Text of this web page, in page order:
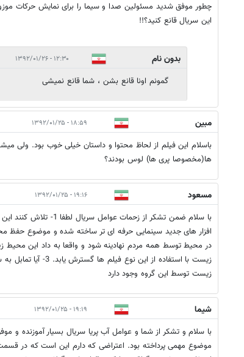
چطور موفق شدید مسئولین صدا و سیما را برای نمایش حرکات
این سریال قانع کنید؟!!
بدون نام ۱۲:۳۰ - ۱۳۹۲/۰۱/۲۶
گمونم اونا قانع بشن ، شما قانع نمیشی
مبین ۱۸:۵۹ - ۱۳۹۲/۰۱/۲۵
باسلام این فیلم از لحاظ محتوا و داستان خیلی خوب بود. ولی
ها(مخصوصا پری ها) لوس بودند؟
مسعود ۱۹:۱۶ - ۱۳۹۲/۰۱/۲۵
با سلام ضمن تشکر از زحمات
افزار های جدید سینمایی حرفه ای تر ساخته شده و موضوع حفظ
زیست با استفاده از این
زیست توسط این گروه وجود دارد
شیما ۱۹:۱۹ - ۱۳۹۲/۰۱/۲۵
با سلام و تشکر از شما و عوامل آب پریا سریال بسیار آموزنده و
موضوع مهمی پرداخته بود. اعتراضی که دارم این است که در قسمت